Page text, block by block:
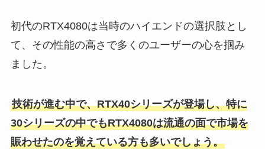
初代のRTX4080は当時のハイエンドの選択肢とし
て、その性能の高さで多くのユーザーの心を掴み
ました。
技術が進む中で、RTX40シリーズが登場し、特に
30シリーズの中でもRTX4080は流通の面で市場を
賑わせたのを覚えている方も多いでしょう。